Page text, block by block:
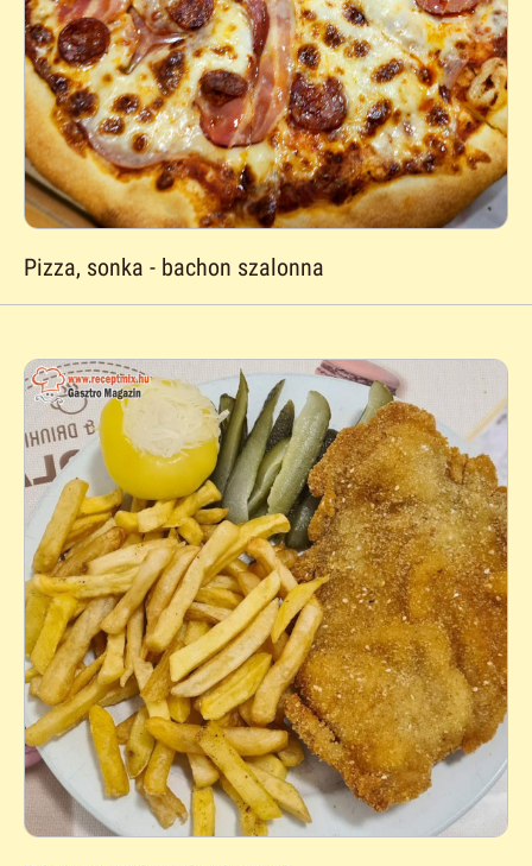
Pizza, sonka - bachon szalonna